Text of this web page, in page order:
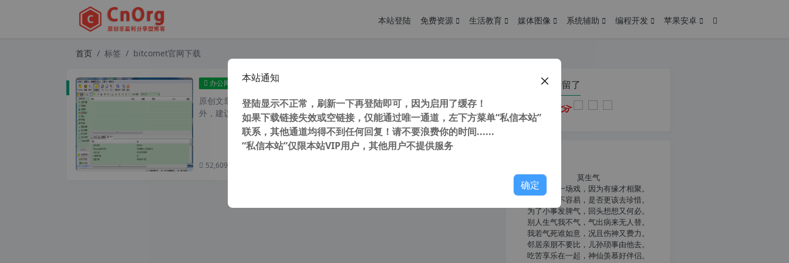
本站登陆 免费资源 生活教育 媒体图像 系统辅助 编程开发 苹果安卓
首页 标签 bitcomet官网下载
办公网络 BitComet 比特彗星(无视版权/全速下载) v1.85绿色去广告全功能豪华版
原创文章，转载请注明： 转载自cnorg.12hp.de 注意：由于网站空间位于国
外，建议避开晚上的访问高峰期...
52,609 次浏览
您在本页停留了
莫生气
人生就像一场戏，因为有缘才相聚。
相扶到老不容易，是否更该去珍惜。
为了小事发脾气，回头想想又何必。
别人生气我不气，气出病来无人替。
我若气死谁如意，况且伤神又费力。
邻居亲朋不要比，儿孙琐事由他去。
吃苦享乐在一起，神仙羡慕好伴侣。
本站通知
登陆显示不正常，刷新一下再登陆即可，因为启用了缓存！
如果下载链接失效或空链接，仅能通过唯一通道，左下方菜单“私信本站”
联系，其他通道均得不到任何回复！请不要浪费你的时间......
“私信本站”仅限本站VIP用户，其他用户不提供服务
确定